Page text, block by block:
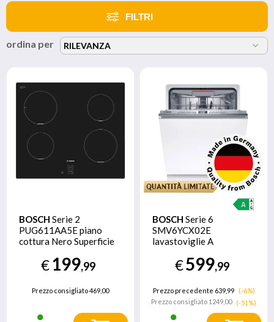
FILTRI
ordina per
BOSCH Serie 2
PUG611AA5E piano
cottura Nero Superficie
cottura a induzione 4
€199,99
Prezzo consigliato469,00
BOSCH Serie 6
SMV6YCX02E
lavastoviglie A
coperti A
€599,99
Prezzo precedente 639,99
(-6%)
Prezzo consigliato 1249,00 (-51%)